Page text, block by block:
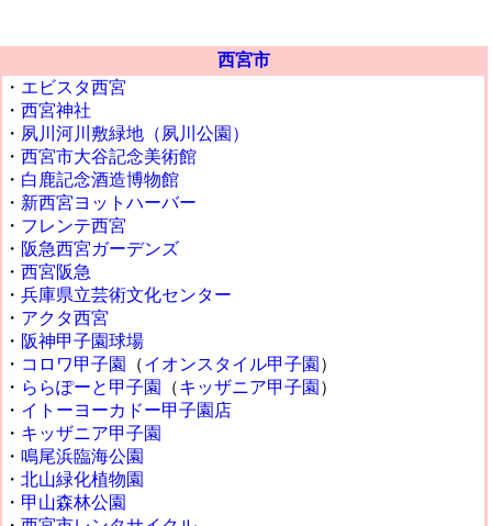
西宮市
・ エビスタ西宮
・ 西宮神社
・ 夙川河川敷緑地（夙川公園）
・ 西宮市大谷記念美術館
・ 白鹿記念酒造博物館
・ 新西宮ヨットハーバー
・ フレンテ西宮
・ 阪急西宮ガーデンズ
・ 西宮阪急
・ 兵庫県立芸術文化センター
・ アクタ西宮
・ 阪神甲子園球場
・ コロワ甲子園 （イオンスタイル甲子園 ）
・ ららぽーと甲子園 （キッザニア甲子園 ）
・ イトーヨーカドー甲子園店
・ キッザニア甲子園
・ 鳴尾浜臨海公園
・ 北山緑化植物園
・ 甲山森林公園